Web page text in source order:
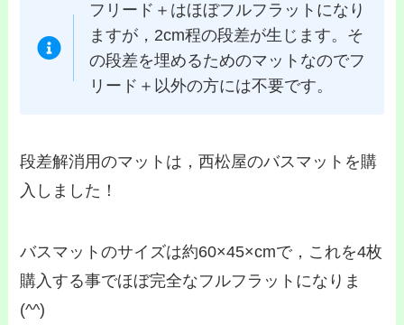
フリード＋はほぼフルフラットになり
ますが，2cm程の段差が生じます。そ
の段差を埋めるためのマットなのでフ
リード＋以外の方には不要です。
段差解消用のマットは，西松屋のバスマットを購
入しました！
バスマットのサイズは約60×45×cmで，これを4枚
購入する事でほぼ完全なフルフラットになりま
(^^)